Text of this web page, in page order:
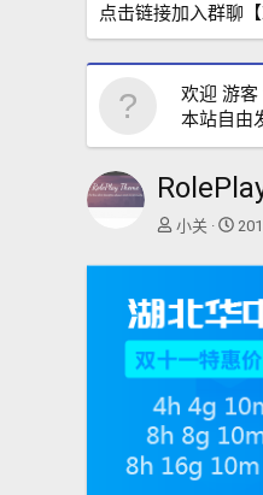
点击链接加入群聊
欢迎 游
本站自由
作
小关
创
日